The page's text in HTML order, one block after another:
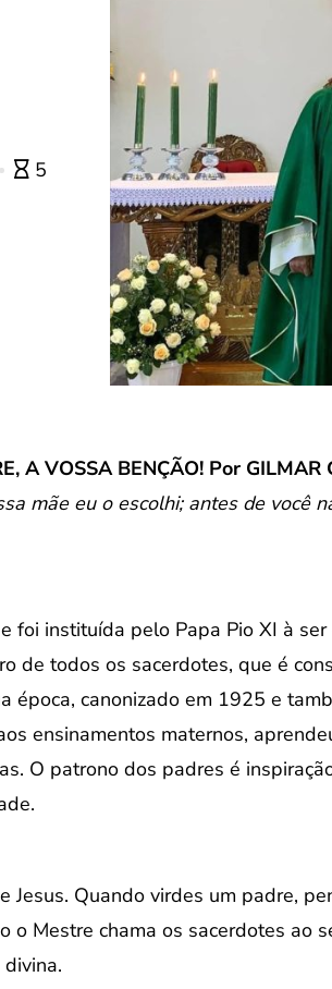
5
A VOSSA BENÇÃO! Por GILMAR
mãe eu o escolhi; antes de você
foi instituída pelo Papa Pio XI à
de todos os sacerdotes, que é
canonizado em 1925 e
ensinamentos maternos,
O patrono dos padres é
Jesus. Quando virdes um padre,
o Mestre chama os sacerdotes ao